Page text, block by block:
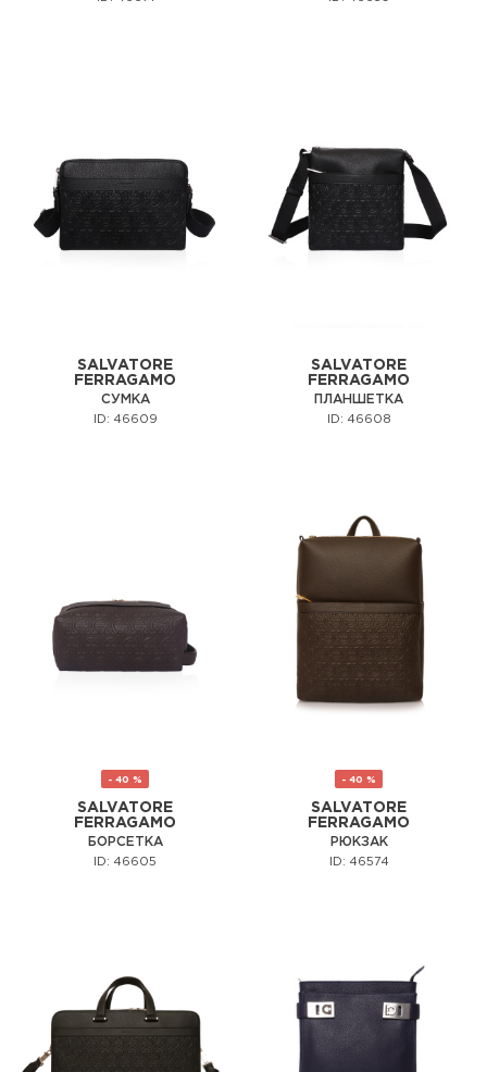
SALVATORE
FERRAGAMO
СУМКА
ID: 46609
SALVATORE
FERRAGAMO
ПЛАНШЕТКА
ID: 46608
- 40 %
SALVATORE
FERRAGAMO
БОРСЕТКА
ID: 46605
- 40 %
SALVATORE
FERRAGAMO
РЮКЗАК
ID: 46574